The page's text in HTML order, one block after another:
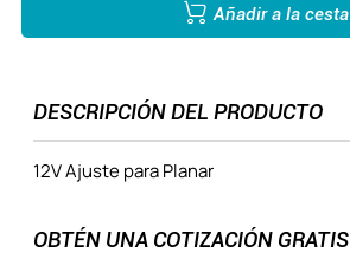
 Añadir a la cesta
DESCRIPCIÓN DEL PRODUCTO
12V Ajuste para Planar
OBTÉN UNA COTIZACIÓN GRATIS